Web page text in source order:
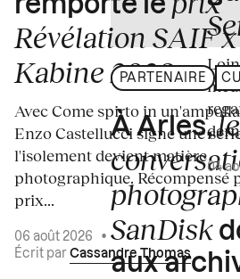
Révélation SAIF
Kabine 2026
Avec Come spirto in
Enzo Castellucci signe une
l'isolement devient matière
photographique. Récompensé
prix...
06 août 2026
•
Écrit par Cassandre Thomas
PARTENAIRE
À Arles,
SanDisk
aux
04